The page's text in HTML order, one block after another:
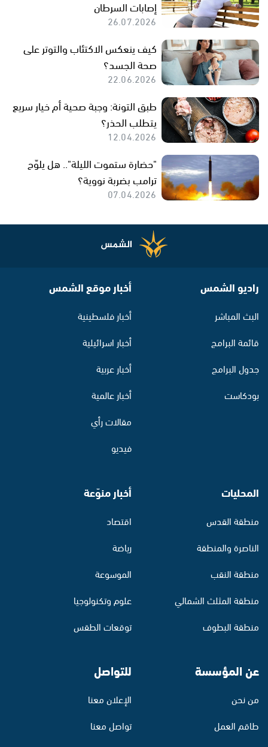
إصابات السرطان
26.07.2026
كيف ينعكس الاكتئاب والتوتر على
صحة الجسد؟
22.06.2026
طبق التونة: وجبة صحية أم خيار سريع
يتطلب الحذر؟
12.04.2026
"حضارة ستموت الليلة".. هل يلوّح
ترامب بضربة نووية؟
07.04.2026
راديو الشمس
البث المباشر
قائمة البرامج
جدول البرامج
بودكاست
أخبار موقع الشمس
أخبار فلسطينية
أخبار اسرائيلية
أخبار عربية
أخبار عالمية
مقالات رأي
فيديو
المحليات
منطقة القدس
الناصرة والمنطقة
منطقة النقب
منطقة المثلث الشمالي
منطقة البطوف
أخبار منوّعة
اقتصاد
رياضة
الموسوعة
علوم وتكنولوجيا
توقعات الطقس
عن المؤسسة
من نحن
طاقم العمل
للتواصل
الإعلان معنا
تواصل معنا